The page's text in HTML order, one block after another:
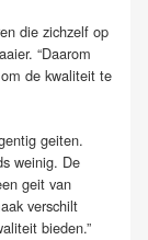
die zichzelf op
“Daarom
de kwaliteit te
geiten.
weinig. De
geit van
verschilt
bieden.”